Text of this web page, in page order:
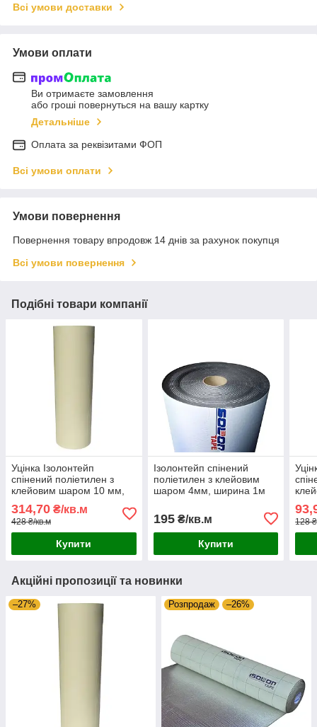
Всі умови доставки
Умови оплати
Ви отримаєте замовлення
або гроші повернуться на вашу картку
Детальніше
Оплата за реквізитами ФОП
Всі умови оплати
Умови повернення
Повернення товару впродовж 14 днів за рахунок покупця
Всі умови повернення
Подібні товари компанії
Уцінка Ізолонтейп
спінений поліетилен з
клейовим шаром 10 мм,
314,70 ₴/кв.м
428 ₴/кв.м
Купити
Ізолонтейп спінений
поліетилен з клейовим
шаром 4мм, ширина 1м
195₴/кв.м
Купити
128
Акційні пропозиції та новинки
–27% Розпродаж –26%